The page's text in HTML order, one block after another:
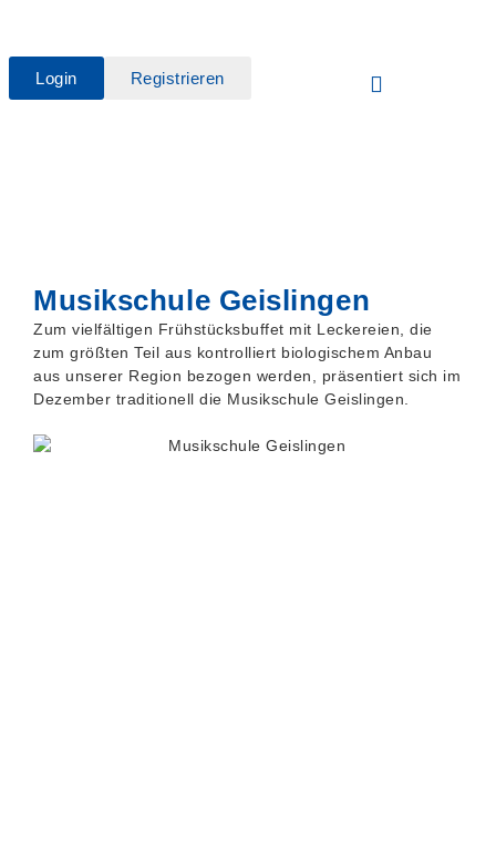
Login Registrieren
Musikschule Geislingen
Zum vielfältigen Frühstücksbuffet mit Leckereien, die
zum größten Teil aus kontrolliert biologischem Anbau
aus unserer Region bezogen werden, präsentiert sich im
Dezember traditionell die Musikschule Geislingen.